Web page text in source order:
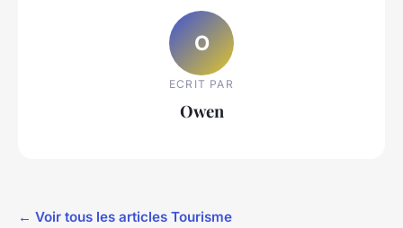
O
ECRIT PAR
Owen
← Voir tous les articles Tourisme